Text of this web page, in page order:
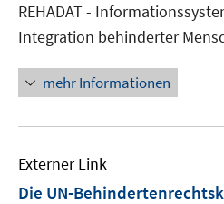
öffnen
REHADAT -
Integration behinderter
mehr Informationen
Externer Link
Die UN-